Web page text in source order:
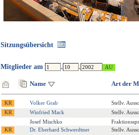
Sitzungsübersicht
Mitglieder am . .
Name Art der
Volker Grab
Stellv.
Winfried Mack
Stellv.
Josef Mischko
Dr. Eberhard Schwerdtner
Stellv.